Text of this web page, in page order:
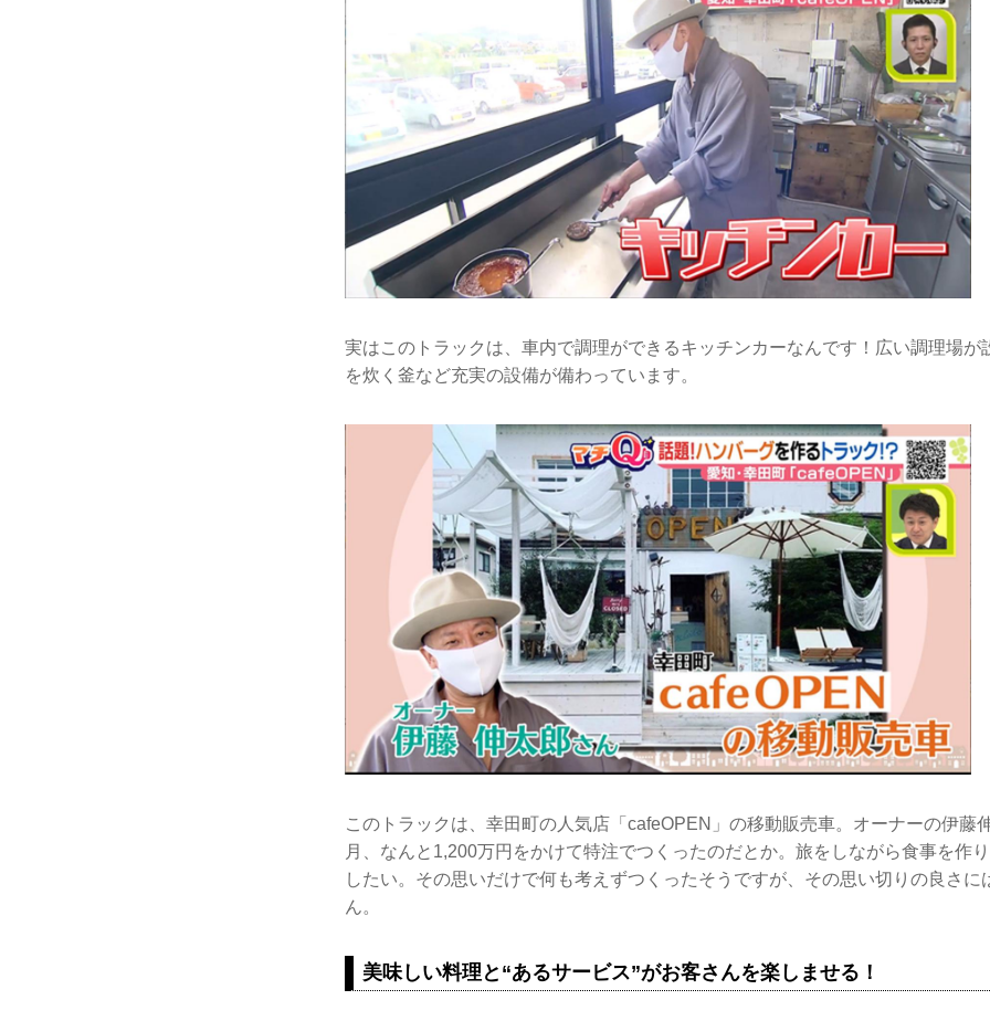
実はこのトラックは、車内で調理ができるキッチンカーなんです！広い調理場が
を炊く釜など充実の設備が備わっています。
このトラックは、幸田町の人気店「cafeOPEN」の移動販売車。オーナーの伊藤
月、なんと1,200万円をかけて特注でつくったのだとか。旅をしながら食事を作
したい。その思いだけで何も考えずつくったそうですが、その思い切りの良さに
ん。
美味しい料理と“あるサービス”がお客さんを楽しませる！